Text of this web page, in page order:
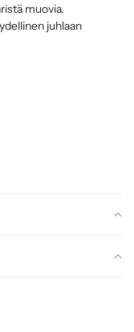
muovia.
juhlaan